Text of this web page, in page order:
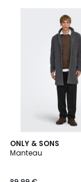
ONLY & SONS
Manteau
5
/